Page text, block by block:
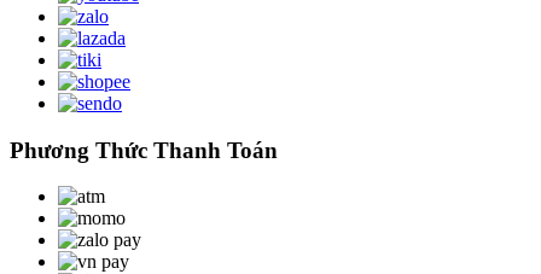
Phương Thức Thanh Toán